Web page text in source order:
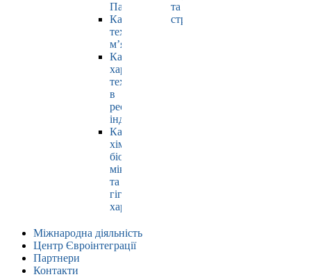
Павлюк
Кафедра
технології
м’яса
Кафедра
харчових
технологій
в
ресторанній
індустрії
Кафедра
хімії,
біохімії,
мікробіології
та
гігієни
харчування
та
страхування
Міжнародна діяльність
Центр Євроінтеграції
Партнери
Контакти